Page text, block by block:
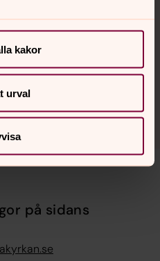
kakor
urval
händelser
på sidans